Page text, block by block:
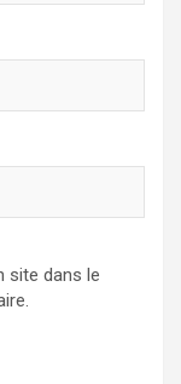
site dans le